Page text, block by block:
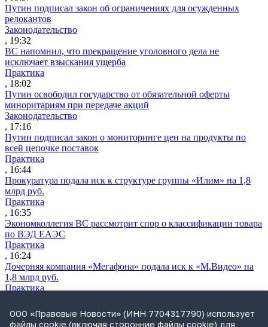
Путин подписал закон об ограничениях для осужденных
релокантов
Законодательство
, 19:32
ВС напомнил, что прекращение уголовного дела не
исключает взыскания ущерба
Практика
, 18:02
Путин освободил государство от обязательной оферты
миноритариям при передаче акций
Законодательство
, 17:16
Путин подписал закон о мониторинге цен на продукты по
всей цепочке поставок
Практика
, 16:44
Прокуратура подала иск к структуре группы «Илим» на 1,8
млрд руб.
Практика
, 16:35
Экономколлегия ВС рассмотрит спор о классификации товара
по ВЭД ЕАЭС
Практика
, 16:24
Дочерняя компания «Мегафона» подала иск к «М.Видео» на
1,8 млрд руб.
Практика
СИП проверит отмену патента на систему управления
устройствами после возражений «Яндекса»
ООО «Правовые Новости» (ИНН 7704317790) использует
файлы cookie (включая сторонние файлы cookie) для